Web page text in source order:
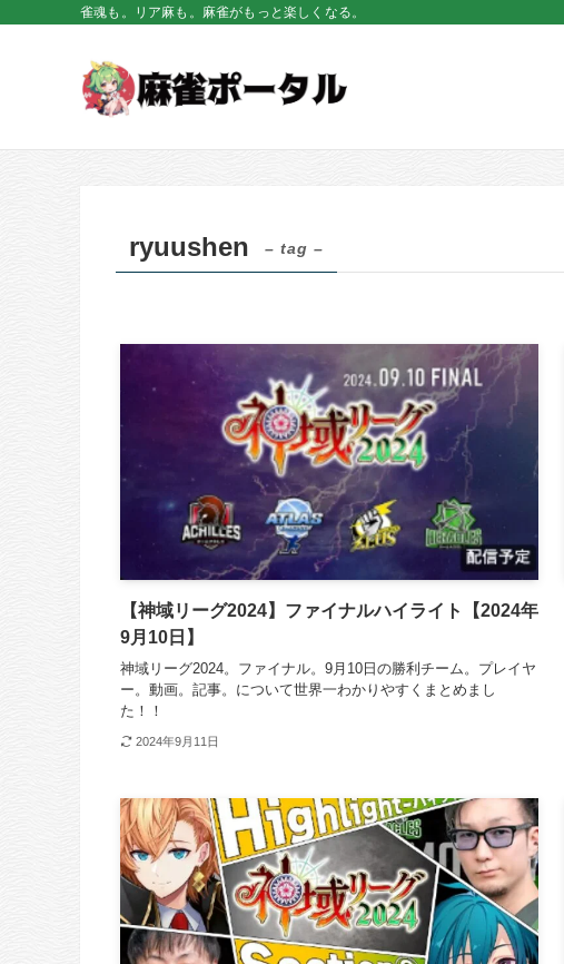
雀魂も。リア麻も。麻雀がもっと楽しくなる。
ryuushen – tag –
【神域リーグ2024】ファイナルハイライト【2024年
9月10日】
神域リーグ2024。ファイナル。9月10日の勝利チーム。プレイヤ
ー。動画。記事。について世界一わかりやすくまとめまし
た！！
2024年9月11日